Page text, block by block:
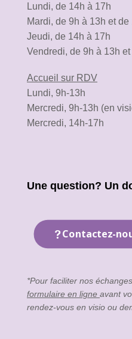
Lundi, de 14h à 17h
Mardi, de 9h à 13h et de
Jeudi, de 14h à 17h
Vendredi, de 9h à 13h
Accueil sur RDV
Lundi, 9h-13h
Mercredi, 9h-13h (en
Mercredi, 14h-17h
Une question? Un
Contactez-
*Pour faciliter nos
formulaire en ligne avant
rendez-vous en visio ou